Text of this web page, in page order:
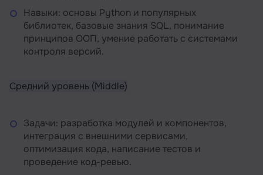
Навыки: основы Python и популярных
библиотек, базовые знания SQL, понимание
принципов ООП, умение работать с системами
контроля версий.
Средний уровень (Middle)
Задачи: разработка модулей и компонентов,
интеграция с внешними сервисами,
оптимизация кода, написание тестов и
проведение код-ревью.